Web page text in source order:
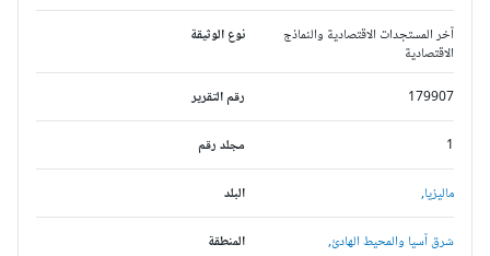
نوع الوثيقة
آخر المستجدات الاقتصادية والنماذج
الاقتصادية
رقم التقرير
179907
مجلد رقم
البلد ماليزيا,
المنطقة شرق آسيا والمحيط الهادئ,